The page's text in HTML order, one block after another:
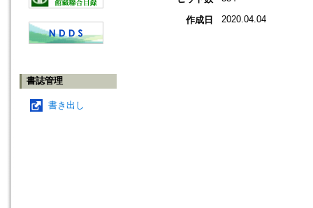
書誌管理
書き出し
作成日 2020.04.04